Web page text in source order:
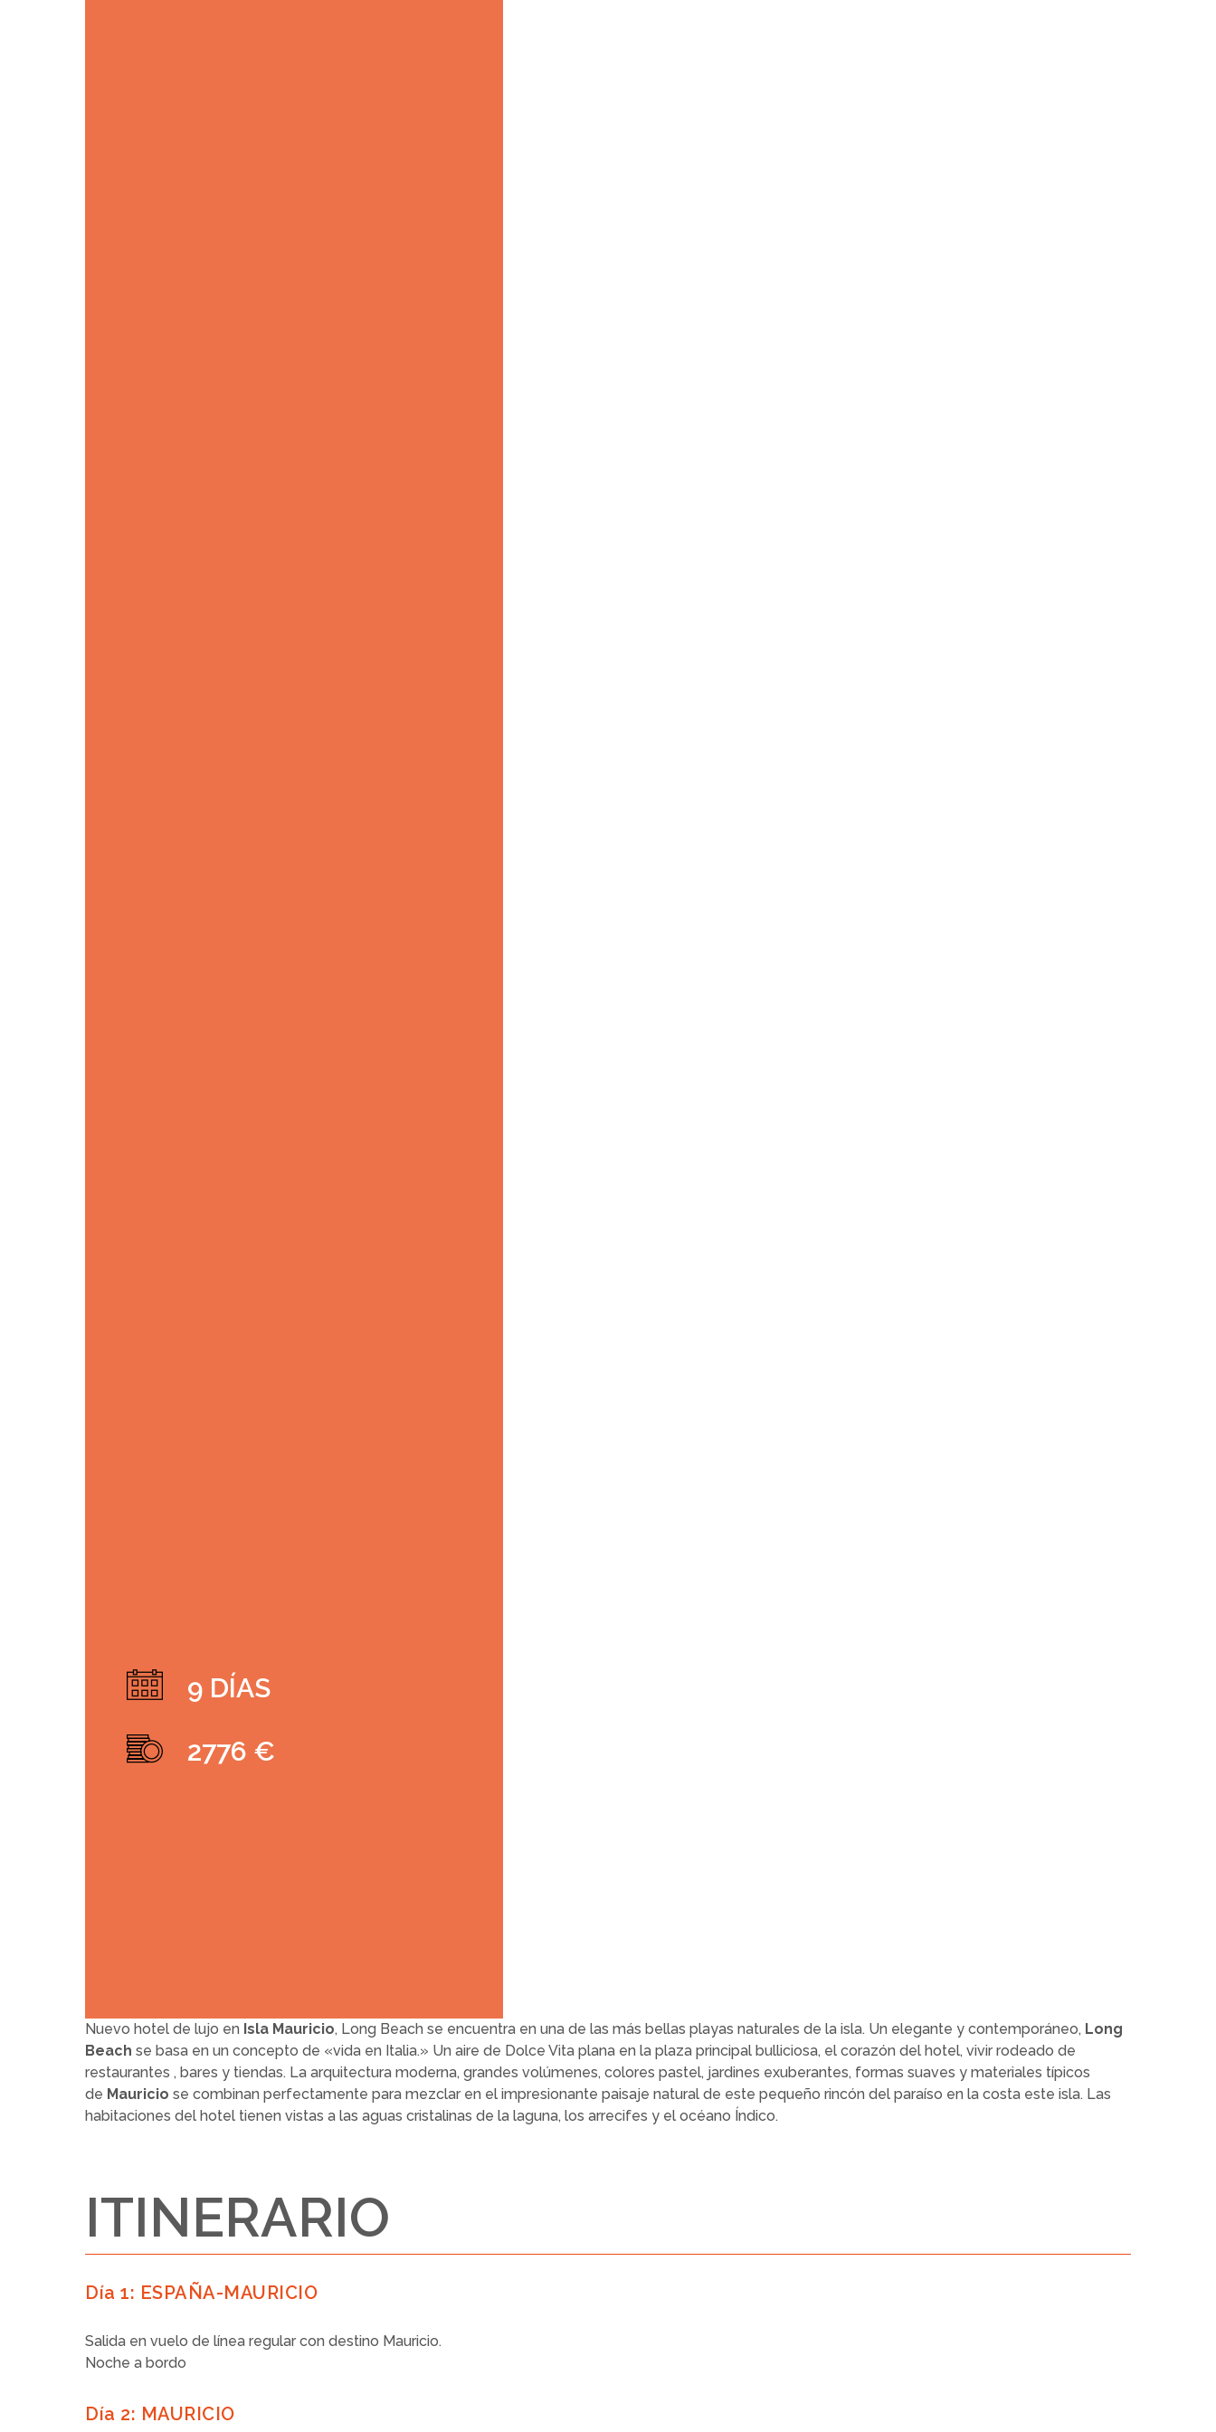
9 DÍAS
2776 €
Nuevo hotel de lujo en Isla Mauricio, Long Beach se encuentra en una de las más bellas playas naturales de la isla. Un elegante y contemporáneo, Long
Beach se basa en un concepto de «vida en Italia.» Un aire de Dolce Vita plana en la plaza principal bulliciosa, el corazón del hotel, vivir rodeado de
restaurantes , bares y tiendas. La arquitectura moderna, grandes volúmenes, colores pastel, jardines exuberantes, formas suaves y materiales típicos
de Mauricio se combinan perfectamente para mezclar en el impresionante paisaje natural de este pequeño rincón del paraíso en la costa este isla. Las
habitaciones del hotel tienen vistas a las aguas cristalinas de la laguna, los arrecifes y el océano Índico.
ITINERARIO
Día 1: ESPAÑA-MAURICIO
Salida en vuelo de línea regular con destino Mauricio.
Noche a bordo
Día 2: MAURICIO